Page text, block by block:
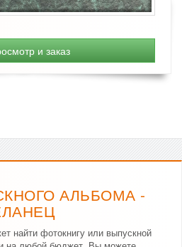
и заказ
АЛЬБОМА -
найти фотокнигу или выпускной